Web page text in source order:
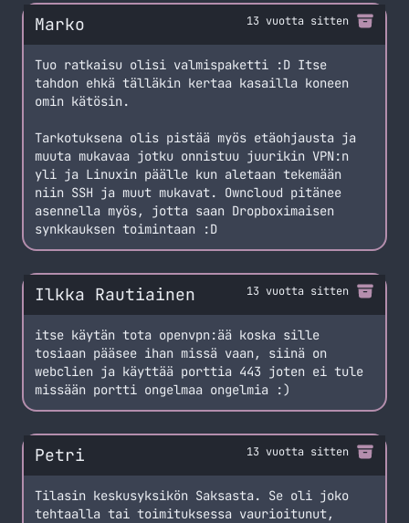
Marko 13 vuotta sitten
Tuo ratkaisu olisi valmispaketti :D Itse
tahdon ehkä tälläkin kertaa kasailla koneen
omin kätösin.
Tarkotuksena olis pistää myös etäohjausta ja
muuta mukavaa jotku onnistuu juurikin VPN:n
yli ja Linuxin päälle kun aletaan tekemään
niin SSH ja muut mukavat. Owncloud pitänee
asennella myös, jotta saan Dropboximaisen
synkkauksen toimintaan :D
Ilkka Rautiainen 13 vuotta sitten
itse käytän tota openvpn:ää koska sille
tosiaan pääsee ihan missä vaan, siinä on
webclien ja käyttää porttia 443 joten ei tule
missään portti ongelmaa ongelmia :)
Petri 13 vuotta sitten
Tilasin keskusyksikön Saksasta. Se oli joko
tehtaalla tai toimituksessa vaurioitunut,